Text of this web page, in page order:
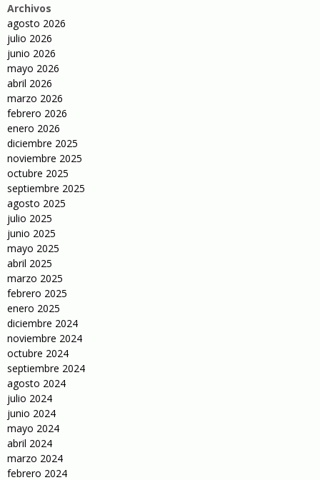
Archivos
agosto 2026
julio 2026
junio 2026
mayo 2026
abril 2026
marzo 2026
febrero 2026
enero 2026
diciembre 2025
noviembre 2025
octubre 2025
septiembre 2025
agosto 2025
julio 2025
junio 2025
mayo 2025
abril 2025
marzo 2025
febrero 2025
enero 2025
diciembre 2024
noviembre 2024
octubre 2024
septiembre 2024
agosto 2024
julio 2024
junio 2024
mayo 2024
abril 2024
marzo 2024
febrero 2024